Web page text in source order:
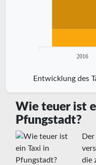
2016
Entwicklung des
Wie teuer ist
Pfungstadt?
die